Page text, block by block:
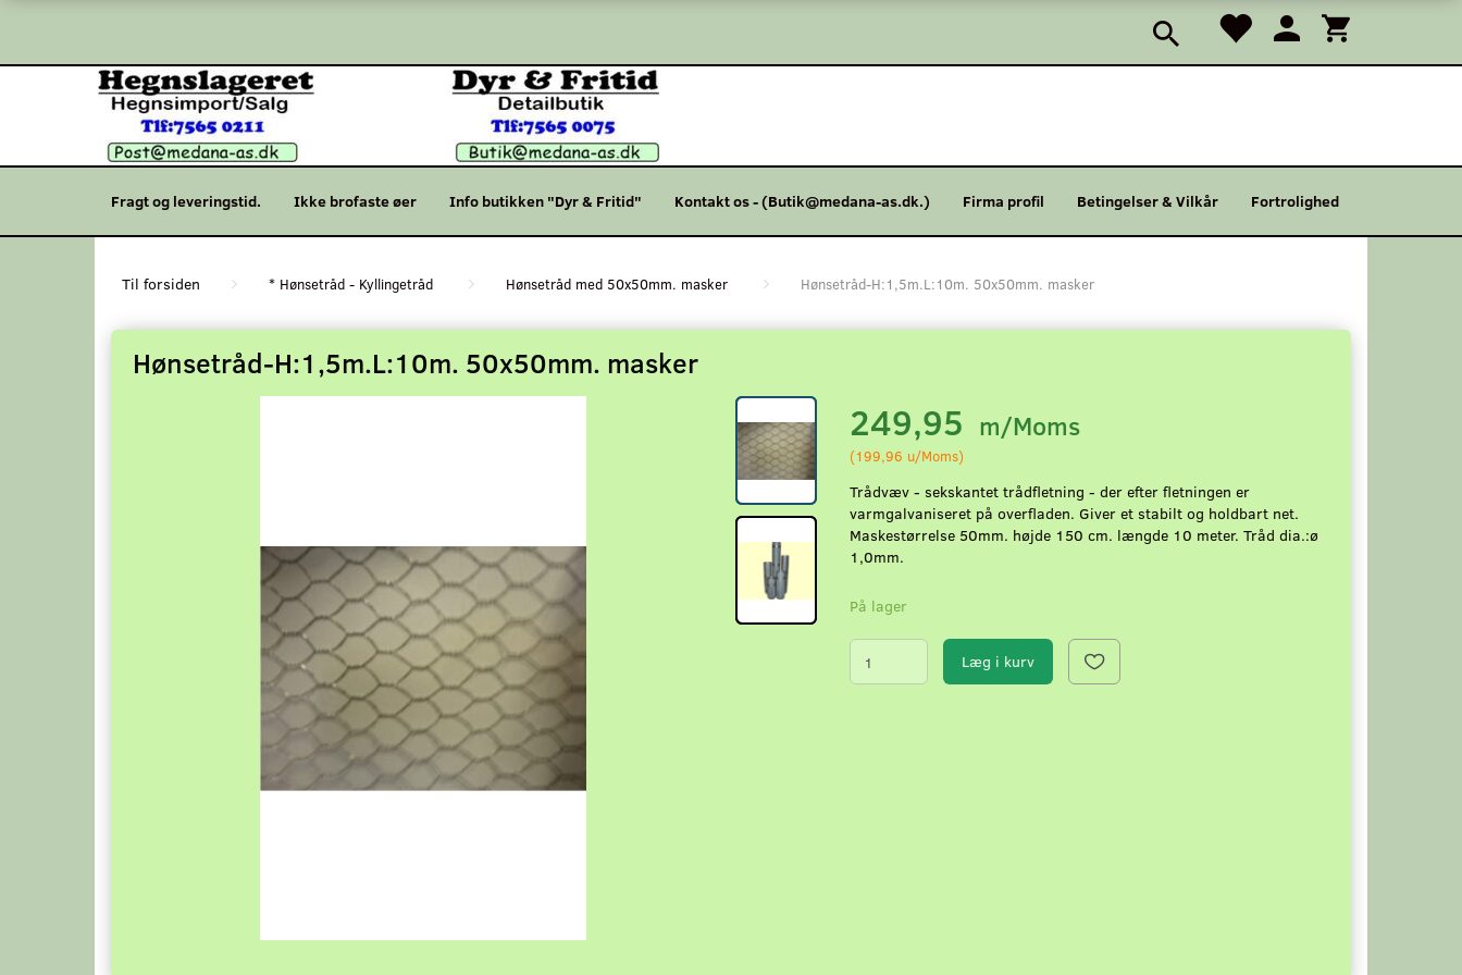
Fragt og leveringstid. Ikke brofaste øer Info butikken "Dyr & Fritid" Kontakt os - (Butik@medana-as.dk.) Firma profil Betingelser & Vilkår Fortrolighed
* Hønsetråd - Kyllingetråd Hønsetråd med 50x50mm. masker Hønsetråd-H:1,5m.L:10m. 50x50mm. masker
Hønsetråd-H:1,5m.L:10m. 50x50mm. masker
249,95 m/Moms
(199,96 u/Moms)
Trådvæv - sekskantet trådfletning - der efter fletningen er
varmgalvaniseret på overfladen. Giver et stabilt og holdbart net.
Maskestørrelse 50mm. højde 150 cm. længde 10 meter. Tråd dia.:ø
1,0mm.
På lager
Læg i kurv